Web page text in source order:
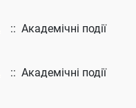
:: Академічні події
:: Академічні події